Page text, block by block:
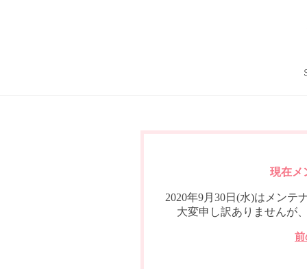
現在メ
2020年9月30日(水)はメンテ
大変申し訳ありませんが
前